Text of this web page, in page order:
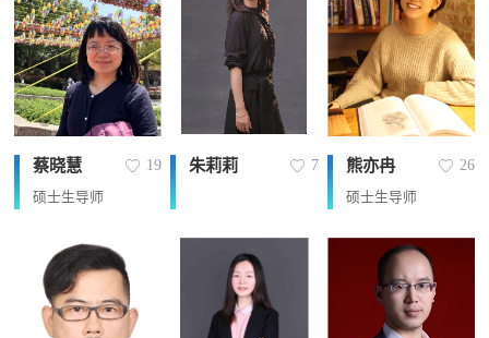
蔡晓慧 19
硕士生导师
朱莉莉 7 熊亦冉 26
硕士生导师